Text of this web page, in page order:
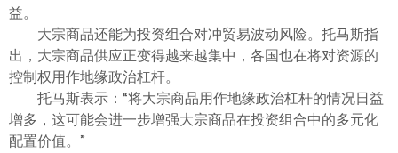
益。
大宗商品还能为投资组合对冲贸易波动风险。托马斯指
出，大宗商品供应正变得越来越集中，各国也在将对资源的
控制权用作地缘政治杠杆。
托马斯表示：“将大宗商品用作地缘政治杠杆的情况日益
增多，这可能会进一步增强大宗商品在投资组合中的多元化
配置价值。”